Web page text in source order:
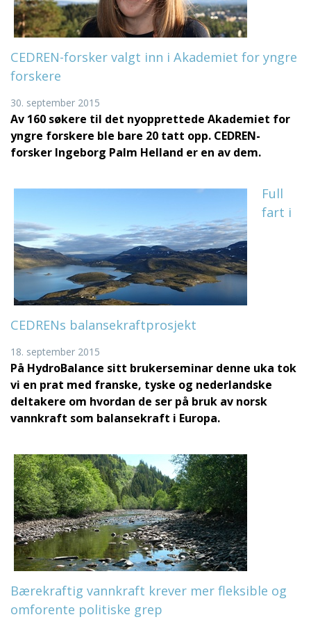
CEDREN-forsker valgt inn i Akademiet for yngre
forskere
30. september 2015
Av 160 søkere til det nyopprettede Akademiet for
yngre forskere ble bare 20 tatt opp. CEDREN-
forsker Ingeborg Palm Helland er en av dem.
Full
fart i
CEDRENs balansekraftprosjekt
18. september 2015
På HydroBalance sitt brukerseminar denne uka tok
vi en prat med franske, tyske og nederlandske
deltakere om hvordan de ser på bruk av norsk
vannkraft som balansekraft i Europa.
Bærekraftig vannkraft krever mer fleksible og
omforente politiske grep